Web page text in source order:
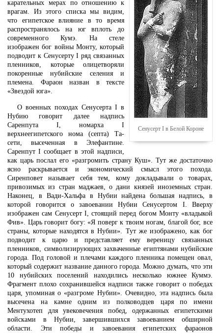
Сенусерт I в Белой Короне
карательных мерах по отношению к
врагам. Из этого списка мы видим,
что египетское влияние в то время
распространялось на юг вплоть до
современного Кумэ. На стеле
изображен бог войны Монту, который
подводит к Сенусерту I ряд связанных
пленников, которые олицетворяли
покоренные нубийские селения и
племена. Фараон назван в тексте
«Звездой юга».
О военных походах Сенусерта I в
Нубию говорит далее надпись
Саренпута I, номарха I
верхнеегипетского нома (септа) Та-
сети, высеченная в Элефантине.
Саренпут I сообщает в этой надписи,
как царь послал его «разгромить страну Куш». Тут же достаточно
ясно раскрывается и экономический смысл этого похода.
Сиренповет называет себя тем, кому докладывали о товарах,
привозимых из стран маджаев, о дани князей иноземных стран.
Наконец, в Вади-Хальфа в Нубии найдена большая надпись, в
которой говорится о завоевании Нубии Сенусертом I. Вверху
изображен сам Сенусерт I, стоящий перед богом Монту «владыкой
Фив». Царь говорит богу: «Я поверг к твоим ногам, благой бог, все
страны, которые находятся в Нубии». Тут же изображено, как бог
подводит к царю и представляет ему вереницу связанных
пленников, символизирующих захваченные египтянами нубийские
города. Под головой и плечами каждого пленника помещен овал,
который содержит название данного города. Можно думать, что эти
10 нубийских поселений находились несколько южнее Куммэ.
Фрагмент плохо сохранившейся надписи также говорит о победах
царя, упоминая о «разгроме Нубии». Очевидно, эта надпись была
высечена на камне одним из полководцев царя по имени
Ментухотеп для увековечения побед, одержанных египетскими
войсками в Нубии, завершившихся завоеванием обширной
области. Эти победы и завоевания египетских фараонов